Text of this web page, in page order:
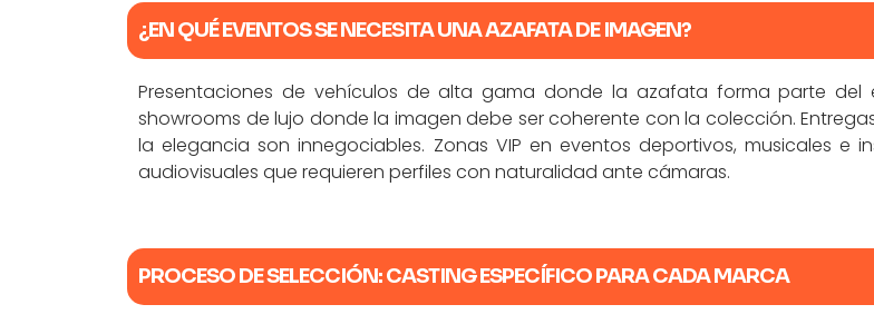
¿EN QUÉ EVENTOS SE NECESITA UNA AZAFATA DE IMAGEN?
Presentaciones de vehículos de alta gama donde la azafata forma parte del
showrooms de lujo donde la imagen debe ser coherente con la colección.
la elegancia son innegociables. Zonas VIP en eventos deportivos, musicales e
audiovisuales que requieren perfiles con naturalidad ante cámaras.
PROCESO DE SELECCIÓN: CASTING ESPECÍFICO PARA CADA MARCA